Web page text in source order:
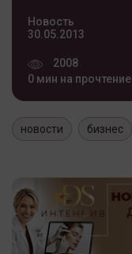
Новость
30.05.2013
2008
0 мин на прочтение
новости бизнес